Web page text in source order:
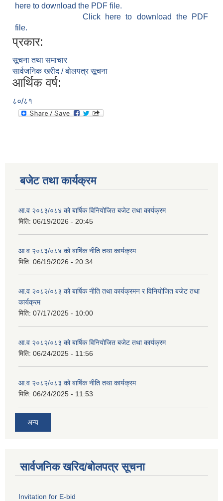
here to download the PDF file.
Click here to download the PDF
file.
प्रकार:
सूचना तथा समाचार
सार्वजनिक खरीद / बोलपत्र सूचना
आर्थिक वर्ष:
८०/८१
बजेट तथा कार्यक्रम
आ.व २०८३/०८४ को बार्षिक विनियोजित बजेट तथा कार्यक्रम
मिति: 06/19/2026 - 20:45
आ.व २०८३/०८४ को बार्षिक नीति तथा कार्यक्रम
मिति: 06/19/2026 - 20:34
आ.व २०८२/०८३ को बार्षिक नीति तथा कार्यक्रमन र विनियोजित बजेट तथा
कार्यक्रम
मिति: 07/17/2025 - 10:00
आ.व २०८२/०८३ को बार्षिक विनियोजित बजेट तथा कार्यक्रम
मिति: 06/24/2025 - 11:56
आ.व २०८२/०८३ को बार्षिक नीति तथा कार्यक्रम
मिति: 06/24/2025 - 11:53
अन्य
सार्वजनिक खरिद/बोलपत्र सूचना
Invitation for E-bid